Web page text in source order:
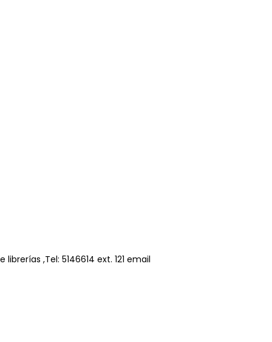
,Tel: 5146614 ext. 121 email